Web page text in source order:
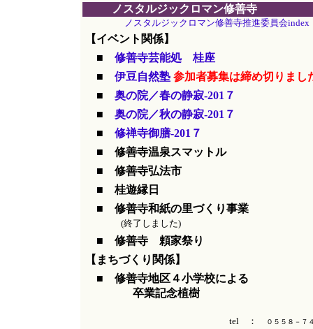
ノスタルジックロマン修善寺
ノスタルジックロマン修善寺推進委員会index
【イベント関係】
■
修善寺芸能処 桂座
■
伊豆自然塾 参加者募集は締め切りまし
■ 奥の院／春の静寂-201７
■ 奥の院／秋の静寂-201７
■ 修禅寺御膳-201７
■ 修善寺温泉スマットル
■ 修善寺弘法市
■ 桂遊縁日
■ 修善寺和紙の里づくり事業
(終了しました)
■ 修善寺 頼家祭り
【まちづくり関係】
■ 修善寺地区４小学校による
卒業記念植樹
tel ：
０５５８－７